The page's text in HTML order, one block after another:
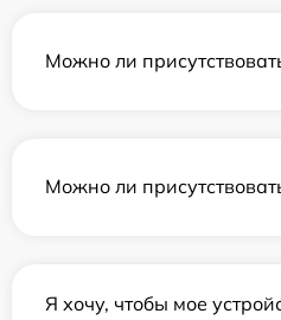
Можно ли
Можно ли
Я хочу, чтобы мое